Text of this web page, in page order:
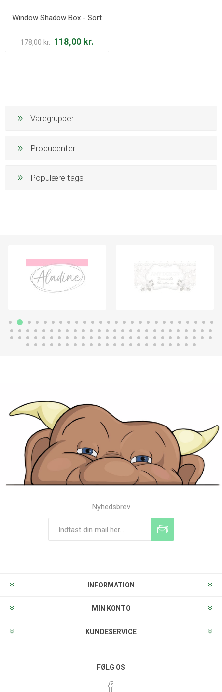
Window Shadow Box - Sort
178,00 kr. 118,00 kr.
Varegrupper
Producenter
Populære tags
Nyhedsbrev
INFORMATION
MIN KONTO
KUNDESERVICE
FØLG OS